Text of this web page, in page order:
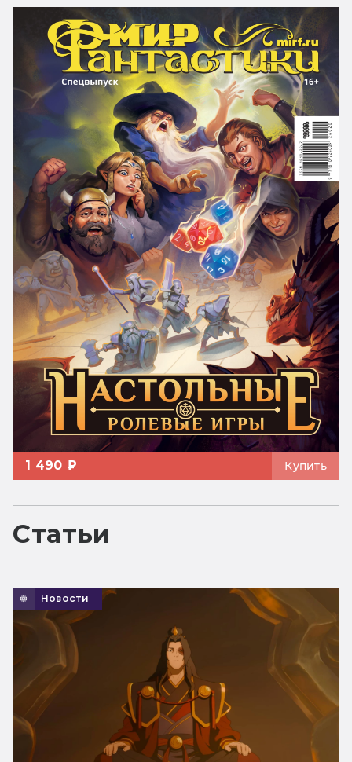
1 490 ₽ Купить
Статьи
Новости